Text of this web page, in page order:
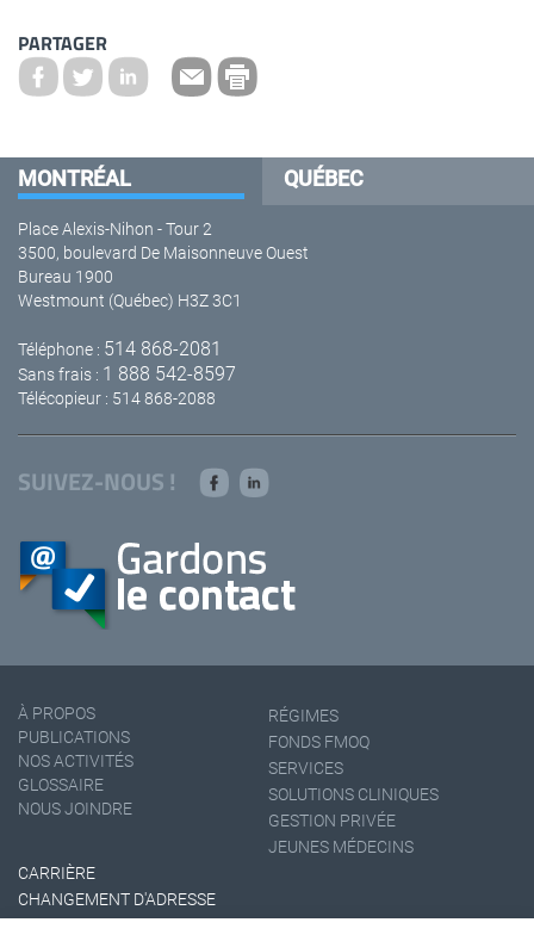
PARTAGER
MONTRÉAL QUÉBEC
Place Alexis-Nihon - Tour 2
3500, boulevard De Maisonneuve Ouest
Bureau 1900
Westmount (Québec) H3Z 3C1
Téléphone : 514 868-2081
Sans frais : 1 888 542-8597
Télécopieur : 514 868-2088
SUIVEZ-NOUS !
À PROPOS
PUBLICATIONS
NOS ACTIVITÉS
GLOSSAIRE
NOUS JOINDRE
RÉGIMES
FONDS FMOQ
SERVICES
SOLUTIONS CLINIQUES
GESTION PRIVÉE
JEUNES MÉDECINS
CARRIÈRE
CHANGEMENT D'ADRESSE